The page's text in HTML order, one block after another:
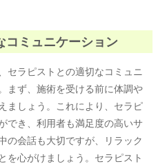
コミュニケーション
セラピストとの適切なコミュニ
まず、施術を受ける前に体調や
ましょう。これにより、セラピ
でき、利用者も満足度の高いサ
の会話も大切ですが、リラック
を心がけましょう。セラピスト